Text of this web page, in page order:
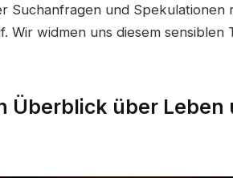
Suchanfragen und Spekulationen
Wir widmen uns diesem
Überblick über Leben